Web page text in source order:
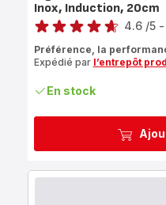
Inox, Induction, 20cm
Note
4.6 /5 -
Préférence, la
Expédié par l’entrepôt
En stock